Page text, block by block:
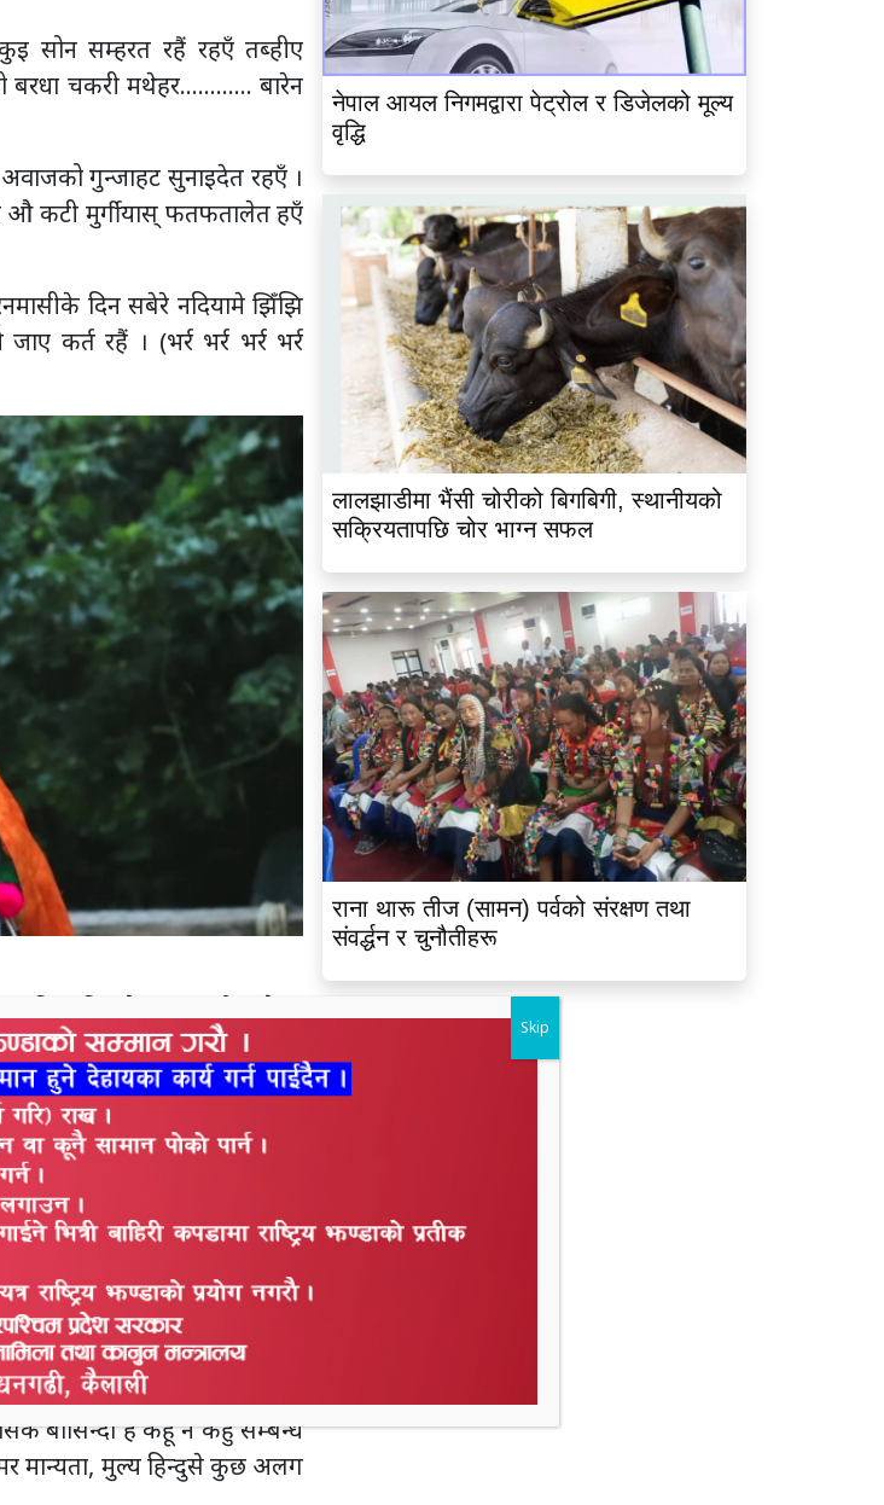
सम्हरत रहैं रहएँ तब्हीए
बरधा चकरी मथेहर………… बारेन
गुन्जाहट सुनाइदेत रहएँ ।
कटी मुर्गीयास् फतफतालेत हएँ
दिन सबेरे नदियामे झिँझि
कर्त रहैं । (भर्र भर्र भर्र भर्र
फिर नैया आज दौवा लैगव
ना जापएहौं । तुम जाओ यार ।
एकघरी देखो औ, पडो पडो
बात फिर मनमे खेलन लागी रहए,
हूइके पूरनमासी तक हन्ना झिँझि
बासिन्दा हैं कहूँ न कहुँ सम्बन्ध
मान्यता, मुल्य हिन्दुसे कुछ अलग
नेपाल आयल निगमद्वारा पेट्रोल र डिजेलको मूल्य
वृद्धि
लालझाडीमा भैंसी चोरीको बिगबिगी, स्थानीयको
सक्रियतापछि चोर भाग्न सफल
राना थारू तीज (सामन) पर्वको संरक्षण तथा
संवर्द्धन र चुनौतीहरू
Skip